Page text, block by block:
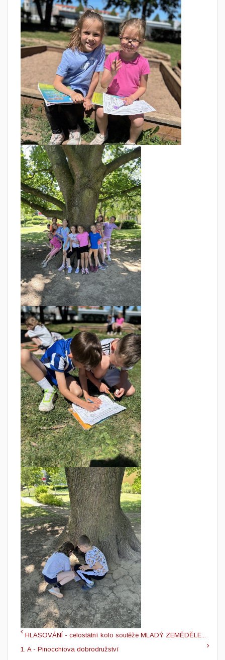
HLASOVÁNÍ - celostátní kolo soutěže MLADÝ ZEMĚDĚLE...
1. A - Pinocchiova dobrodružství